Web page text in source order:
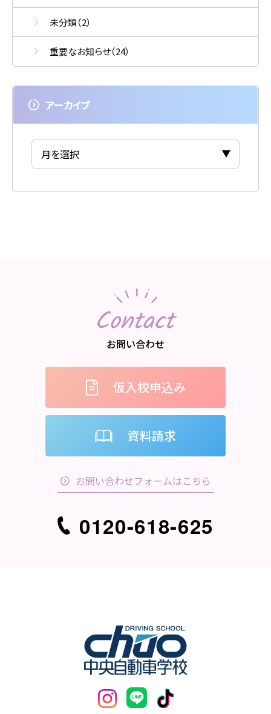
未分類（2）
重要なお知らせ（24）
アーカイブ
お問い合わせ
Contact
仮入校申込み
資料請求
お問い合わせフォームはこちら
0120-618-625